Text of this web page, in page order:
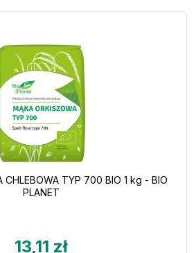
CHLEBOWA TYP 700 BIO 1 kg - BIO
PLANET
13,11 zł